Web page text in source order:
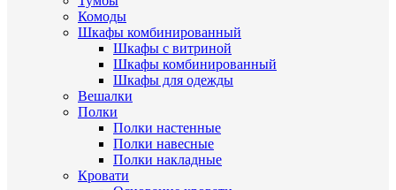
Комоды
Шкафы комбинированный
Шкафы с витриной
Шкафы комбинированный
Шкафы для одежды
Вешалки
Полки
Полки настенные
Полки навесные
Полки накладные
Кровати